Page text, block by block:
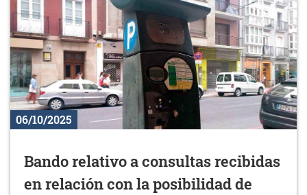
06/10/2025
Bando relativo a consultas recibidas
en relación con la posibilidad de